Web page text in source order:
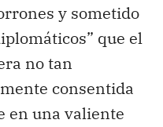
y sometido
que el
no tan
consentida
en una valiente